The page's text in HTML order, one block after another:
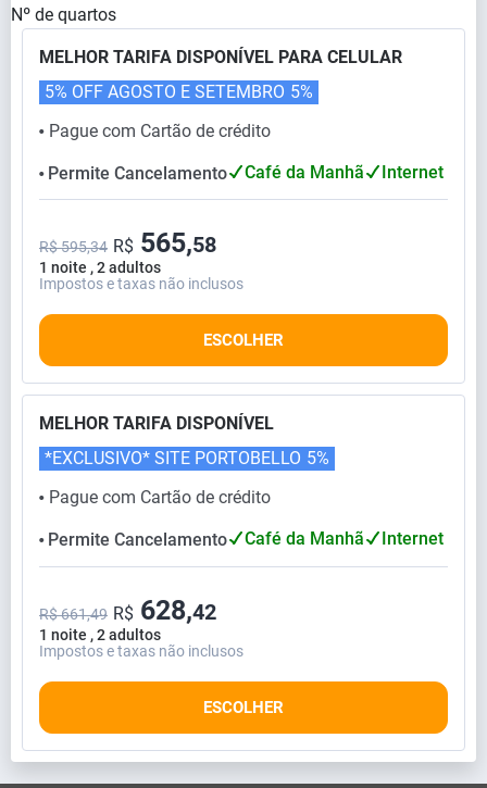
Nº de quartos
MELHOR TARIFA DISPONÍVEL PARA CELULAR
⬤ Pague com Cartão de crédito
5% OFF AGOSTO E SETEMBRO 5%
⬤ Permite Cancelamento Café da Manhã Internet
1 noite , 2 adultos
R$ 595,34 R$ 565,58
Impostos e taxas não inclusos
ESCOLHER
MELHOR TARIFA DISPONÍVEL
⬤ Pague com Cartão de crédito
*EXCLUSIVO* SITE PORTOBELLO 5%
⬤ Permite Cancelamento Café da Manhã Internet
1 noite , 2 adultos
R$ 661,49 R$ 628,42
Impostos e taxas não inclusos
ESCOLHER